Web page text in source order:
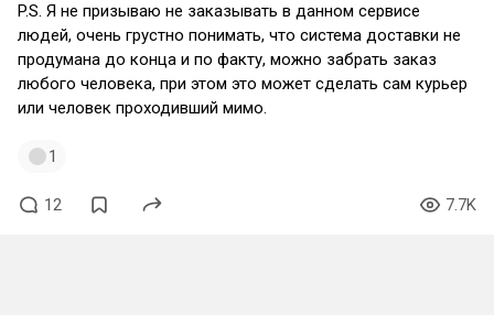
P.S. Я не призываю не заказывать в данном сервисе
людей, очень грустно понимать, что система доставки не
продумана до конца и по факту, можно забрать заказ
любого человека, при этом это может сделать сам курьер
или человек проходивший мимо.
1
12 7.7K